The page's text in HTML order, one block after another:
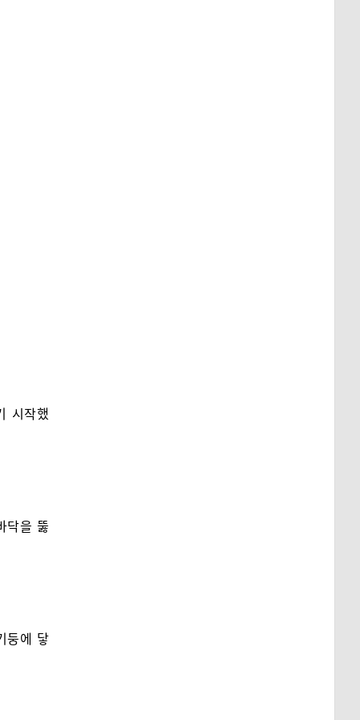
시작했
닥을 뚫
둥에 닿